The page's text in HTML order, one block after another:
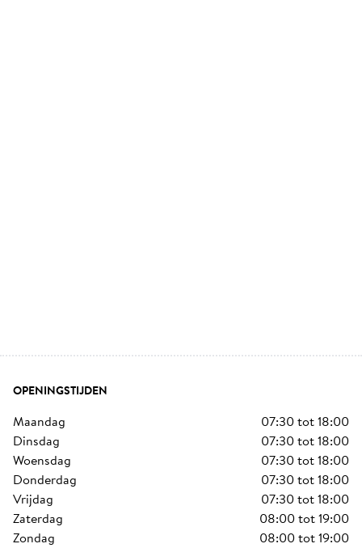
OPENINGSTIJDEN
maandag 07:30tot18:00
dinsdag
07:30tot18:00
woensdag
07:30tot18:00
donderdag
07:30tot18:00
vrijdag
07:30tot18:00
zaterdag
08:00tot19:00
zondag
08:00tot19:00